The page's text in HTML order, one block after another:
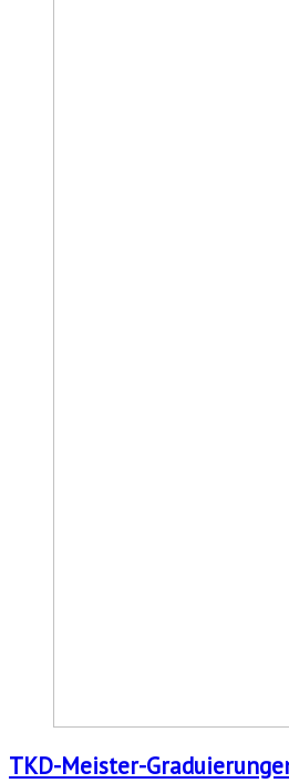
TKD-Meister-